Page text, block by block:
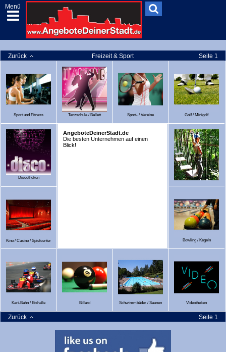
Menü
Zurück Freizeit & Sport Seite 1
Sport und Fitness Tanzschule / Ballett Sport- / Vereine Golf / Minigolf
Discotheken
AngeboteDeinerStadt.de
Die besten Unternehmen auf einen
Blick!
Ausflugsziele
Kino / Casino / Spielcenter Bowling / Kegeln
Kart-Bahn / Eishalle Billard Schwimmbäder / Saunen Videotheken
Zurück Seite 1